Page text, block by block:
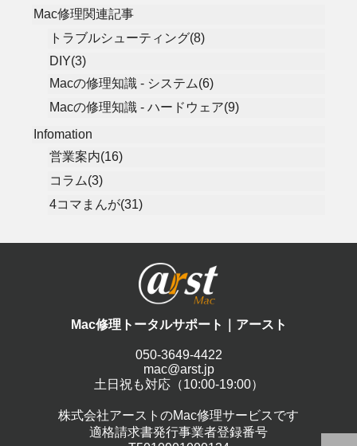
Mac修理関連記事
トラブルシューティング(8)
DIY(3)
Macの修理知識 - システム(6)
Macの修理知識 - ハードウェア(9)
Infomation
営業案内(16)
コラム(3)
4コマまんが(31)
Mac修理トータルサポート｜アースト
050-3649-4422
mac@arst.jp
土日祝も対応（10:00-19:00）
株式会社アーストのMac修理サービスです
適格請求書発行事業者登録番号